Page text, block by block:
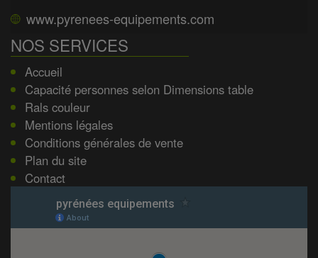
www.pyrenees-equipements.com
NOS SERVICES
Accueil
Capacité personnes selon Dimensions table
Rals couleur
Mentions légales
Conditions générales de vente
Plan du site
Contact